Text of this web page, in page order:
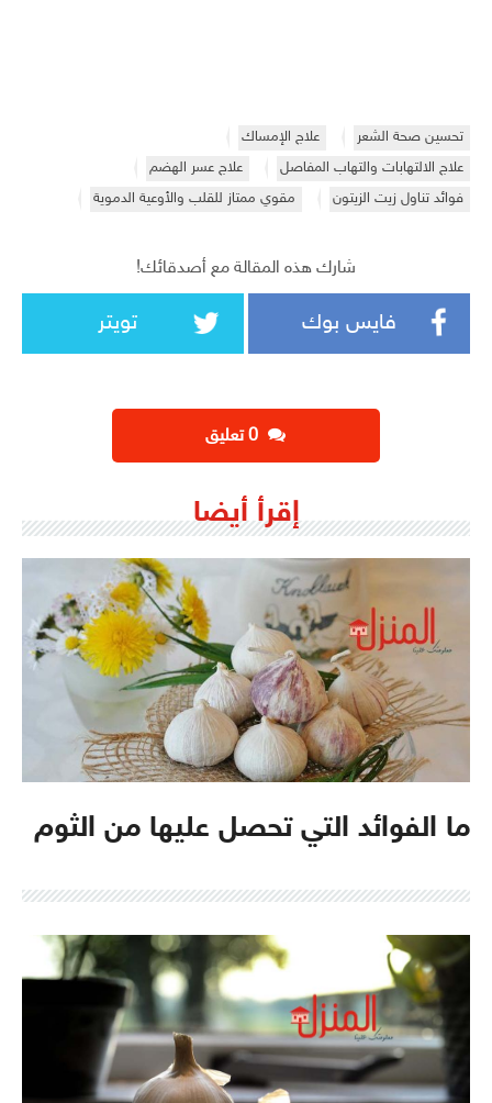
تحسين صحة الشعر
علاج الإمساك
علاج الالتهابات والتهاب المفاصل
علاج عسر الهضم
فوائد تناول زيت الزيتون
مقوي ممتاز للقلب والأوعية الدموية
شارك هذه المقالة مع أصدقائك!
فايس بوك تويتر
إقرأ أيضا
ما الفوائد التي تحصل عليها من الثوم